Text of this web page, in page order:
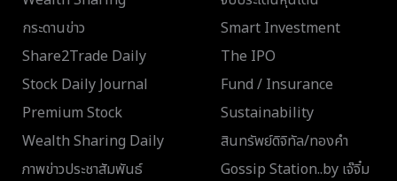
กระดานข่าว
Share2Trade Daily
Stock Daily Journal
Premium Stock
Wealth Sharing Daily
ภาพข่าวประชาสัมพันธ์
Smart Investment
The IPO
Fund / Insurance
Sustainability
สินทรัพย์ดิจิทัล/ทองคำ
Gossip Station..by เจ๊จิ๋ม